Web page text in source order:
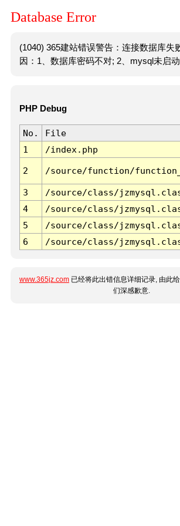
Database Error
(1040) 365建站错误警告：连接数据库失
因：1、数据库密码不对; 2、mysql未启动
PHP Debug
No. File
1
/index.php
2 /source/function/
3 /source/class/
4
/source/class/
5
/source/class/
6
/source/class/
www.365jz.com 已经将此出错信息详细记录, 由此
们深感歉意.